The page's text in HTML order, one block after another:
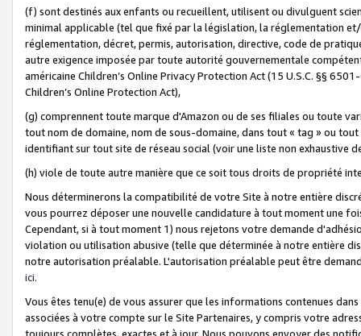
(f) sont destinés aux enfants ou recueillent, utilisent ou divulguent
minimal applicable (tel que fixé par la législation, la réglementation
réglementation, décret, permis, autorisation, directive, code de
autre exigence imposée par toute autorité gouvernementale
américaine Children’s Online Privacy Protection Act (15 U.S.C. §§
Children’s Online Protection Act),
(g) comprennent toute marque d'Amazon ou de ses filiales ou toute
tout nom de domaine, nom de sous-domaine, dans tout « tag » ou
identifiant sur tout site de réseau social (voir une liste non exhaustive
(h) viole de toute autre manière que ce soit tous droits de propriété
Nous déterminerons la compatibilité de votre Site à notre entière
vous pourrez déposer une nouvelle candidature à tout moment une
Cependant, si à tout moment 1) nous rejetons votre demande
violation ou utilisation abusive (telle que déterminée à notre entière
notre autorisation préalable. L'autorisation préalable peut être
ici.
Vous êtes tenu(e) de vous assurer que les informations contenues
associées à votre compte sur le Site Partenaires, y compris votre
toujours complètes, exactes et à jour. Nous pouvons envoyer des